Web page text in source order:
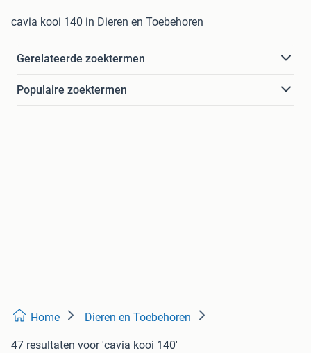
cavia kooi 140 in Dieren en Toebehoren
Gerelateerde zoektermen
Populaire zoektermen
Home Dieren en Toebehoren
47 resultaten voor 'cavia kooi 140'